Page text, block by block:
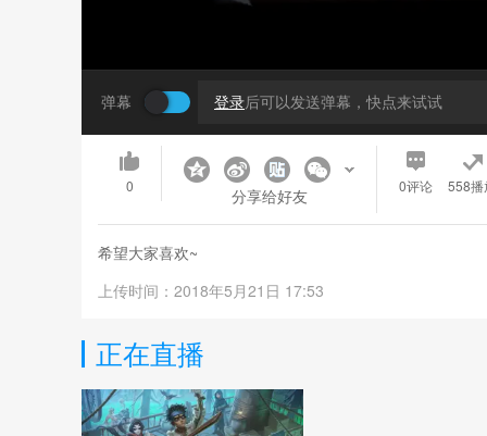
弹幕 登录后可以发送弹幕，快点来试试
0 分享给好友 0评论 558播
希望大家喜欢~
上传时间：2018年5月21日 17:53
正在直播